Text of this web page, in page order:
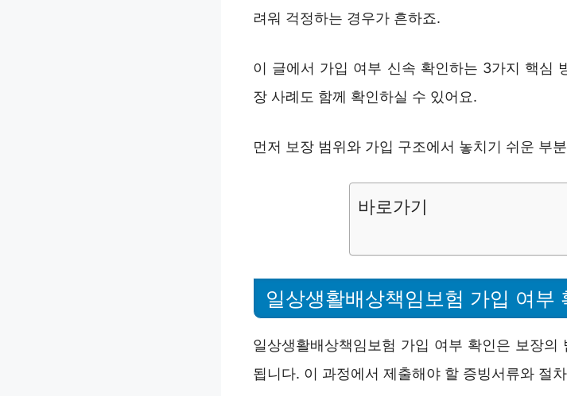
려워 걱정하는 경우가 흔하죠.
이 글에서 가입 여부 신속 확인하는 3가지 핵심
장 사례도 함께 확인하실 수 있어요.
먼저 보장 범위와 가입 구조에서 놓치기 쉬운 부
바로가기
일상생활배상책임보험 가입 여부
일상생활배상책임보험 가입 여부 확인은 보장
됩니다. 이 과정에서 제출해야 할 증빙서류와 절